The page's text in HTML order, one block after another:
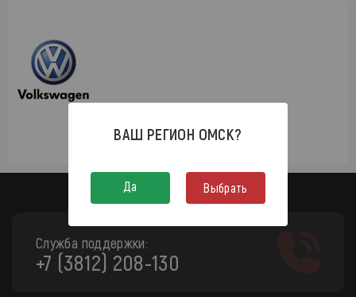
Служба поддержки:
+7 (3812) 208-130
ВАШ РЕГИОН ОМСК?
Да Выбрать